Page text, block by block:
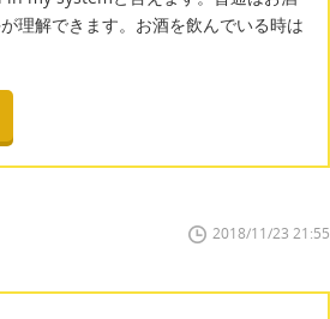
理解できます。お酒を飲んでいる時は
2018/11/23 21:55